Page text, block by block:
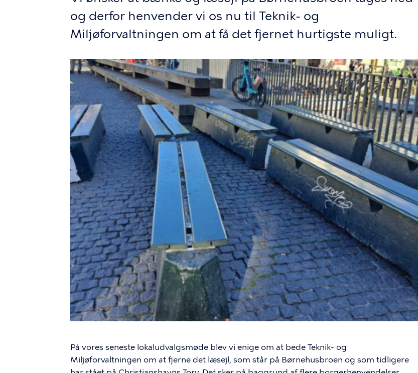
og derfor henvender vi os nu til Teknik- og
Miljøforvaltningen om at få det fjernet hurtigste muligt.
På vores seneste lokaludvalgsmøde blev vi enige om at bede Teknik- og
Miljøforvaltningen om at fjerne det læsejl, som står på Børnehusbroen og som tidligere